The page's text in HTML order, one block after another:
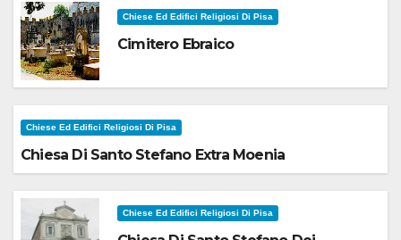
Chiese Ed Edifici Religiosi Di Pisa
Cimitero Ebraico
Chiese Ed Edifici Religiosi Di Pisa
Chiesa Di Santo Stefano Extra Moenia
Chiese Ed Edifici Religiosi Di Pisa